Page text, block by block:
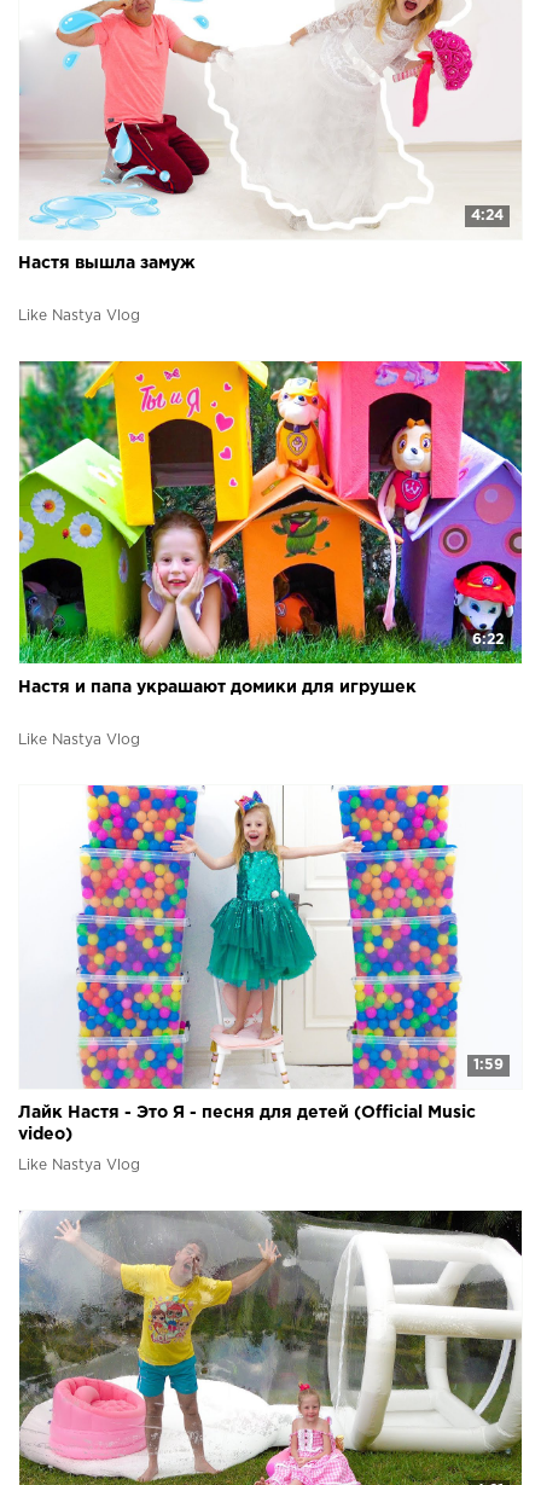
4:24
Настя вышла замуж
Like Nastya Vlog
6:22
Настя и папа украшают домики для игрушек
Like Nastya Vlog
1:59
Лайк Настя - Это Я - песня для детей (Official Music
video)
Like Nastya Vlog